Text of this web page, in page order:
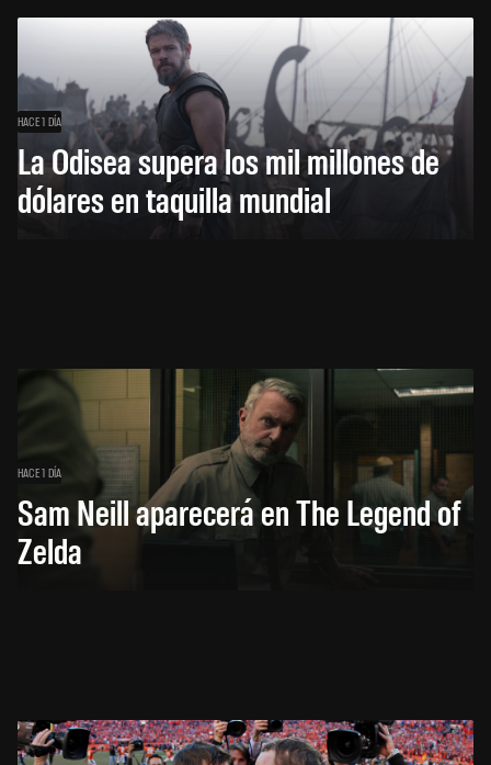
HACE 1 DÍA
La Odisea supera los mil millones de
dólares en taquilla mundial
HACE 1 DÍA
Sam Neill aparecerá en The Legend of
Zelda